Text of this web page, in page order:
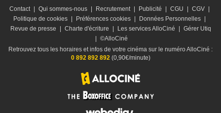
Contact Qui sommes-nous Recrutement Publicité CGU CGV
Politique de cookies
Préférences cookies Données Personnelles
Revue de presse
Charte d'écriture Les services AlloCiné
Gérer Utiq
©AlloCiné
Retrouvez tous les horaires et infos de votre cinéma sur le numéro AlloCiné :
0 892 892 892(0,90€/minute)